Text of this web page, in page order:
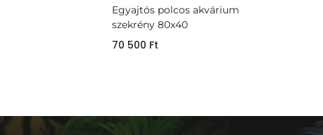
Egyajtós polcos akvárium
szekrény 80x40
70 500 Ft